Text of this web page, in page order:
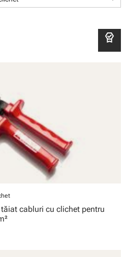
editor_choice
cabluri cu clichet pentru